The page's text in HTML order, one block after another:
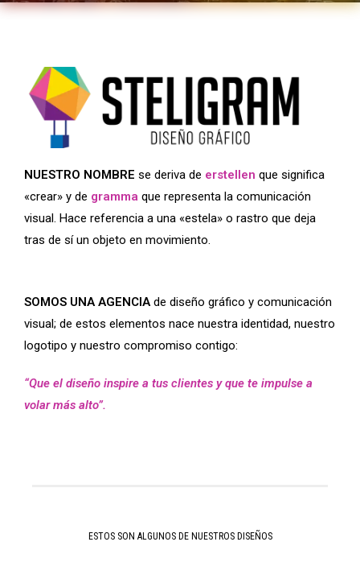
NUESTRO NOMBRE se deriva de erstellen que significa
«crear» y de gramma que representa la comunicación
visual. Hace referencia a una «estela» o rastro que deja
tras de sí un objeto en movimiento.
SOMOS UNA AGENCIA de diseño gráfico y comunicación
visual; de estos elementos nace nuestra identidad, nuestro
logotipo y nuestro compromiso contigo:
“Que el diseño inspire a tus clientes y que te impulse a
volar más alto”.
ESTOS SON ALGUNOS DE NUESTROS DISEÑOS